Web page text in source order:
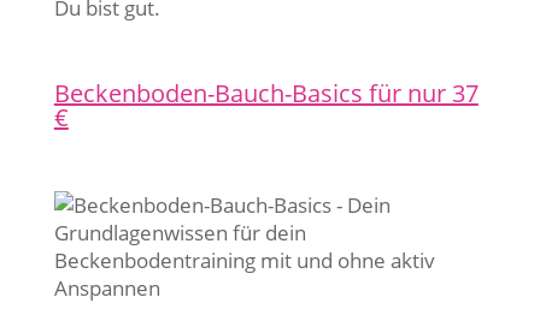
Du bist gut.
Beckenboden-Bauch-Basics für nur 37
€